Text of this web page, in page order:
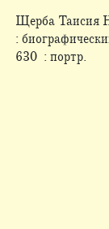
Щерба Таисия
:
630 : портр.